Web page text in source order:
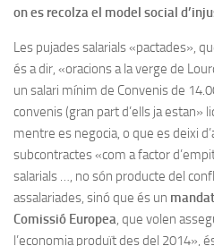
on es recolza el model social
Les pujades salarials «pactades»,
és a dir, «oracions a la verge de
un salari mínim de Convenis de
convenis (gran part d’ells ja estan»
mentre es negocia, o que es deixi
subcontractes «com a factor
salarials …, no són producte del
assalariades, sinó que és un mandat
Comissió Europea , que volen
l’economia produït des del 2014»,